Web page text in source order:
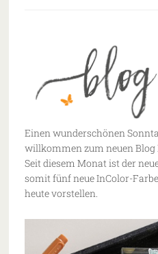
Einen wunderschönen
willkommen zum neuen Blog
Seit diesem Monat ist der
somit fünf neue InColor-
heute vorstellen.